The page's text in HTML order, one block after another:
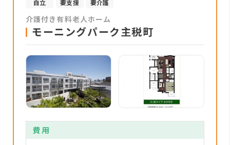
自立 要支援 要介護
介護付き有料老人ホーム
モーニングパーク主税町
費用